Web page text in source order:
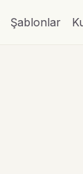
Şablonlar